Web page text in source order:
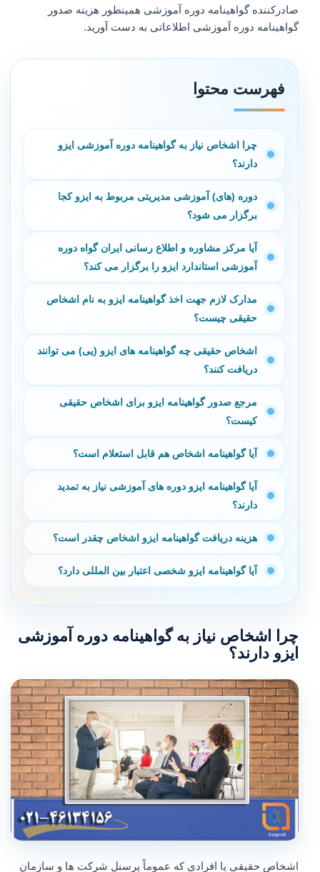
صادرکننده گواهینامه دوره آموزشی همینطور هزینه صدور
گواهینامه دوره آموزشی اطلاعاتی به دست آورید.
فهرست محتوا
چرا اشخاص نیاز به گواهینامه دوره آموزشی ایزو
دارند؟
دوره (های) آموزشی مدیریتی مربوط به ایزو کجا
برگزار می شود؟
آیا مرکز مشاوره و اطلاع رسانی ایران گواه دوره
آموزشی استاندارد ایزو را برگزار می کند؟
مدارک لازم جهت اخذ گواهینامه ایزو به نام اشخاص
حقیقی چیست؟
اشخاص حقیقی چه گواهینامه های ایزو (یی) می توانند
دریافت کنند؟
مرجع صدور گواهینامه ایزو برای اشخاص حقیقی
کیست؟
آیا گواهینامه اشخاص هم قابل استعلام است؟
آیا گواهینامه ایزو دوره های آموزشی نیاز به تمدید
دارند؟
هزینه دریافت گواهینامه ایزو اشخاص چقدر است؟
آیا گواهینامه ایزو شخصی اعتبار بین المللی دارد؟
چرا اشخاص نیاز به گواهینامه دوره آموزشی
ایزو دارند؟
اشخاص حقیقی یا افرادی که عموماً پرسنل شرکت ها و سازمان